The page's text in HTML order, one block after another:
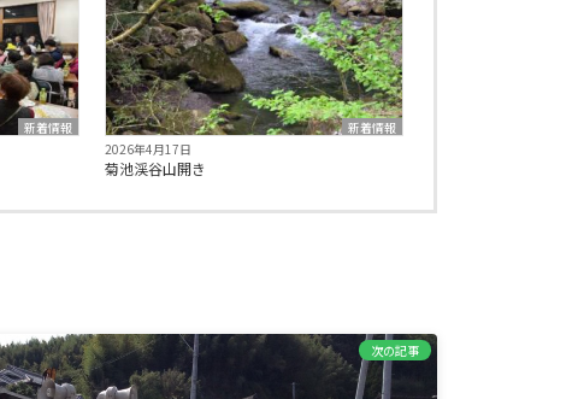
新着情報
新着情報
2026年4月17日
菊池渓谷山開き
次の記事